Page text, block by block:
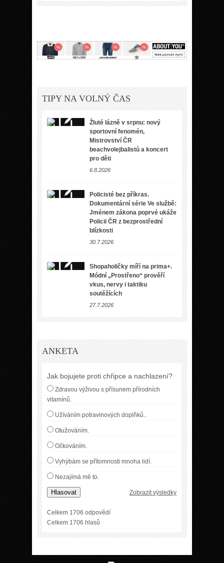
TIPY NA VOLNÝ ČAS
Žluté lázně v srpnu: nový
sportovní fenomén,
Mistrovství ČR
beachvolejbalistů a koncert
pro děti
6.8.2026
Policisté bez příkras.
Dokumentární série Ve službě:
Jménem zákona poprvé ukáže
Policii ČR z bezprostřední
blízkosti
30.7.2026
Shopaholičky míří na prima+.
Módní „Prostřeno“ prověří
vkus, nervy i taktiku
soutěžících
27.7.2026
ANKETA
Jak bojujete proti chřipce a nachlazení?
Zdravou výživou s přísunem přírodních
vitamínů.
Užíváním potravinových doplňků..
Otužováním.
Očkováním.
Vyhýbám se přítomnosti mnoha lidí.
Nezajímá mě to.
Hlasovat Zobrazit výsledky
Celkem 1706 odpovědí
Celkem 1706 hlasů